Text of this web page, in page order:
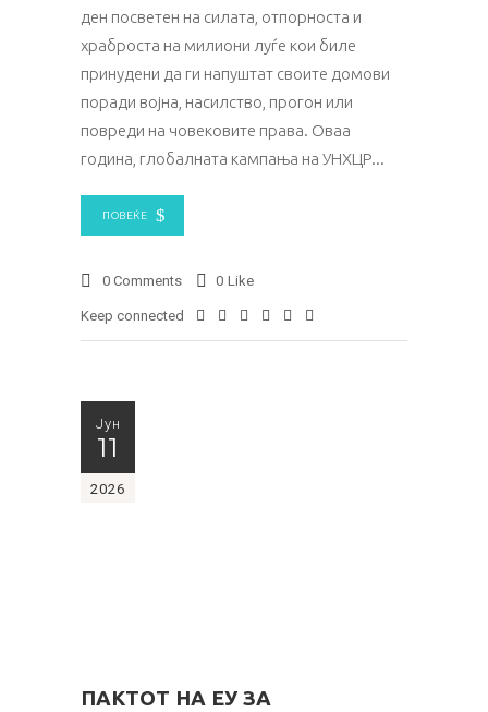
ден посветен на силата, отпорноста и
храброста на милиони луѓе кои биле
принудени да ги напуштат своите домови
поради војна, насилство, прогон или
повреди на човековите права. Оваа
година, глобалната кампања на УНХЦР
ПОВЕЌЕ
0 Comments 0 Like
Keep connected
Јун
11
2026
ПАКТОТ НА ЕУ ЗА